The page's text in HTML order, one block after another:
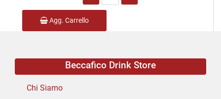
Agg. Carrello
Beccafico Drink Store
Chi Siamo